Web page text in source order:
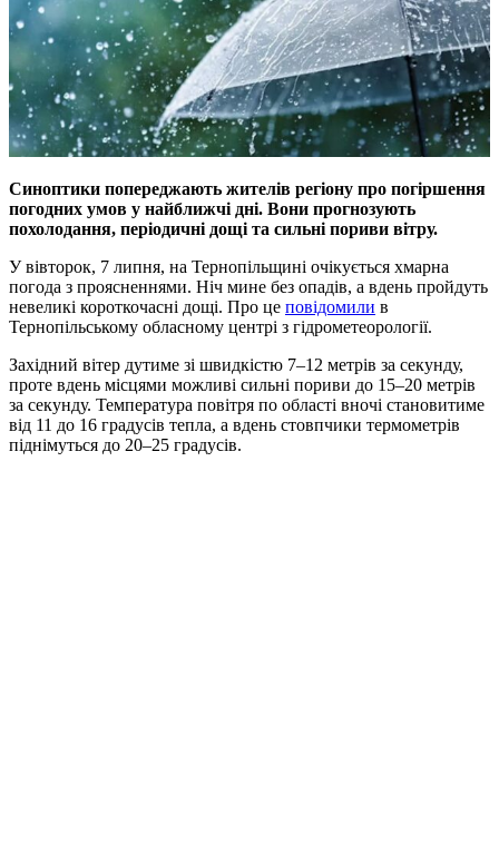
Синоптики попереджають жителів регіону про погіршення
погодних умов у найближчі дні. Вони прогнозують
похолодання, періодичні дощі та сильні пориви вітру.
У вівторок, 7 липня, на Тернопільщині очікується хмарна
погода з проясненнями. Ніч мине без опадів, а вдень пройдуть
невеликі короткочасні дощі. Про це повідомили в
Тернопільському обласному центрі з гідрометеорології.
Західний вітер дутиме зі швидкістю 7–12 метрів за секунду,
проте вдень місцями можливі сильні пориви до 15–20 метрів
за секунду. Температура повітря по області вночі становитиме
від 11 до 16 градусів тепла, а вдень стовпчики термометрів
піднімуться до 20–25 градусів.